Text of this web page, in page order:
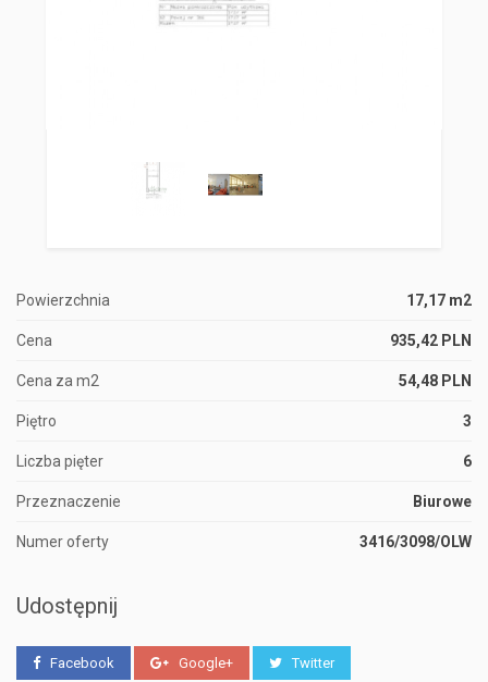
Powierzchnia 17,17 m2
Cena 935,42 PLN
Cena za m2 54,48 PLN
Piętro 3
Liczba pięter 6
Przeznaczenie Biurowe
Numer oferty 3416/3098/OLW
Udostępnij
Facebook Google+ Twitter